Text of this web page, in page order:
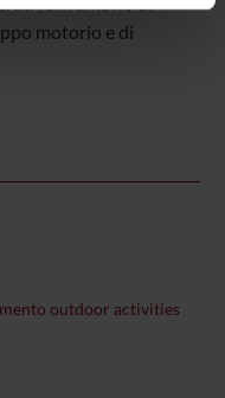
il nostro sito con i
dei dati web,
combinarle
motorio e di
outdoor activities